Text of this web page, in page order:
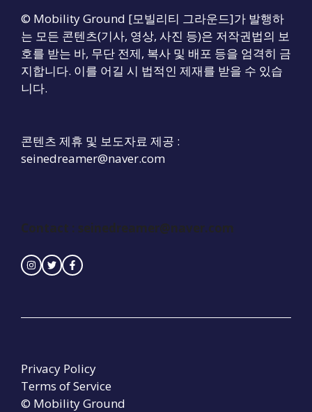
© Mobility Ground [모빌리티 그라운드]가 발행하
는 모든 콘텐츠(기사, 영상, 사진 등)은 저작권법의 보
호를 받는 바, 무단 전제, 복사 및 배포 등을 엄격히 금
지합니다. 이를 어길 시 법적인 제재를 받을 수 있습
니다.
콘텐츠 제휴 및 보도자료 제공 :
seinedreamer@naver.com
Contact : seinedreamer@naver.com
© Mobility Ground
Privacy Policy
Terms of Service